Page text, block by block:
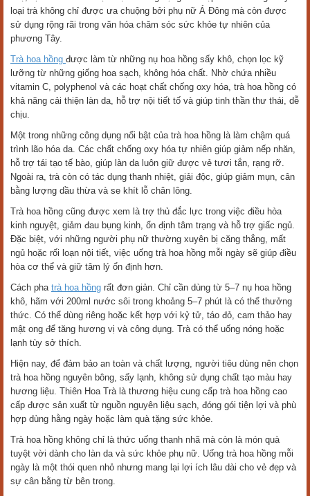
loại trà không chỉ được ưa chuộng bởi phụ nữ Á Đông mà còn được
sử dụng rộng rãi trong văn hóa chăm sóc sức khỏe tự nhiên của
phương Tây.
Trà hoa hồng được làm từ những nụ hoa hồng sấy khô, chọn lọc kỹ
lưỡng từ những giống hoa sạch, không hóa chất. Nhờ chứa nhiều
vitamin C, polyphenol và các hoạt chất chống oxy hóa, trà hoa hồng có
khả năng cải thiện làn da, hỗ trợ nội tiết tố và giúp tinh thần thư thái, dễ
chịu.
Một trong những công dụng nổi bật của trà hoa hồng là làm chậm quá
trình lão hóa da. Các chất chống oxy hóa tự nhiên giúp giảm nếp nhăn,
hỗ trợ tái tạo tế bào, giúp làn da luôn giữ được vẻ tươi tắn, rạng rỡ.
Ngoài ra, trà còn có tác dụng thanh nhiệt, giải độc, giúp giảm mụn, cân
bằng lượng dầu thừa và se khít lỗ chân lông.
Trà hoa hồng cũng được xem là trợ thủ đắc lực trong việc điều hòa
kinh nguyệt, giảm đau bụng kinh, ổn định tâm trạng và hỗ trợ giấc ngủ.
Đặc biệt, với những người phụ nữ thường xuyên bị căng thẳng, mất
ngủ hoặc rối loạn nội tiết, việc uống trà hoa hồng mỗi ngày sẽ giúp điều
hòa cơ thể và giữ tâm lý ổn định hơn.
Cách pha trà hoa hồng rất đơn giản. Chỉ cần dùng từ 5–7 nụ hoa hồng
khô, hãm với 200ml nước sôi trong khoảng 5–7 phút là có thể thưởng
thức. Có thể dùng riêng hoặc kết hợp với kỷ tử, táo đỏ, cam thảo hay
mật ong để tăng hương vị và công dụng. Trà có thể uống nóng hoặc
lạnh tùy sở thích.
Hiện nay, để đảm bảo an toàn và chất lượng, người tiêu dùng nên chọn
trà hoa hồng nguyên bông, sấy lạnh, không sử dụng chất tạo màu hay
hương liệu. Thiên Hoa Trà là thương hiệu cung cấp trà hoa hồng cao
cấp được sản xuất từ nguồn nguyên liệu sạch, đóng gói tiện lợi và phù
hợp dùng hằng ngày hoặc làm quà tặng sức khỏe.
Trà hoa hồng không chỉ là thức uống thanh nhã mà còn là món quà
tuyệt vời dành cho làn da và sức khỏe phụ nữ. Uống trà hoa hồng mỗi
ngày là một thói quen nhỏ nhưng mang lại lợi ích lâu dài cho vẻ đẹp và
sự cân bằng từ bên trong.